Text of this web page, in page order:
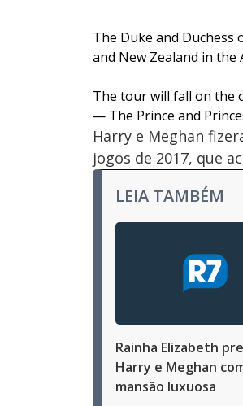
The Duke and Duchess
and New Zealand in
The tour will fall on the
— The Prince and
Harry e Meghan
jogos de 2017, que
LEIA TAMBÉM
Rainha Elizabeth
Harry e Meghan
mansão luxuosa